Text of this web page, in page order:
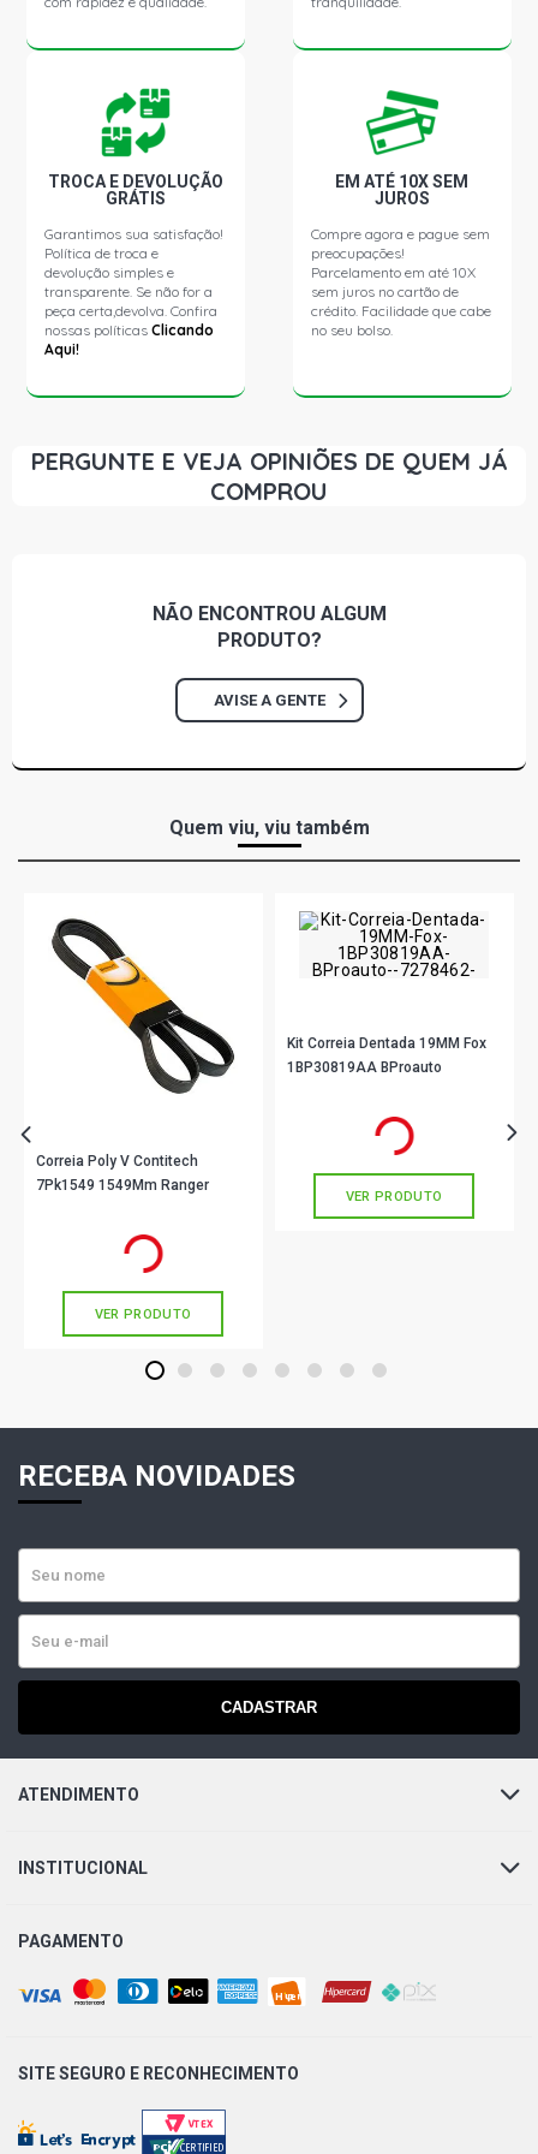
TROCA E DEVOLUÇÃO
GRÁTIS
Garantimos sua satisfação!
Política de troca e
devolução simples e
transparente. Se não for a
peça certa,devolva. Confira
nossas políticasClicando
Aqui!
EM ATÉ 10X SEM
JUROS
Compre agora e pague sem
preocupações!
Parcelamento em até 10X
sem juros no cartão de
crédito. Facilidade que cabe
no seu bolso.
PERGUNTE E VEJA OPINIÕES DE QUEM JÁ
COMPROU
NÃO ENCONTROU ALGUM
PRODUTO?
AVISE A GENTE
Quem viu, viu também
Correia Poly V Contitech
7Pk1549 1549Mm Ranger
em até 1x de
VER PRODUTO
Kit Correia Dentada 19MM Fox
1BP30819AA BProauto
em até 4x de
VER PRODUTO
1 2 3 4 5 6 7 8
RECEBA NOVIDADES
CADASTRAR
ATENDIMENTO
INSTITUCIONAL
PAGAMENTO
SITE SEGURO E RECONHECIMENTO